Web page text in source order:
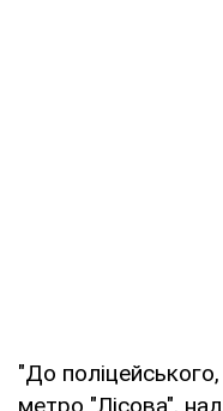
"До поліцейського,
метро "Лісова",